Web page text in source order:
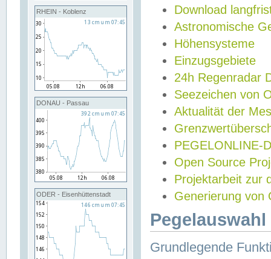
RHEIN - Koblenz
DONAU - Passau
ODER - Eisenhüttenstadt
Download
Astronomische
Höhensysteme
Einzugsgebiete
24h Regenradar
Seezeichen von
Aktualität der
PEGELONLINE-
Open Source
Projektarbeit zur
Generierung von
Grundlegende